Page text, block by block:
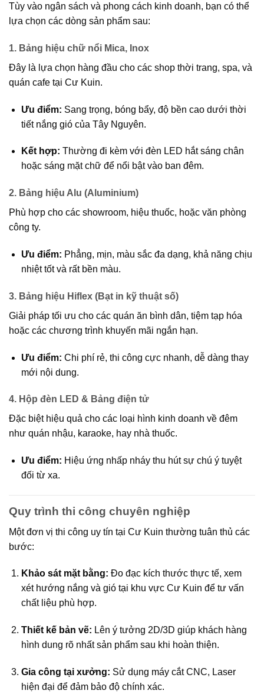
Tùy vào ngân sách và phong cách kinh doanh, bạn có thể
lựa chọn các dòng sản phẩm sau:
1. Bảng hiệu chữ nổi Mica, Inox
Đây là lựa chọn hàng đầu cho các shop thời trang, spa, và
quán cafe tại Cư Kuin.
Ưu điểm: Sang trọng, bóng bẩy, độ bền cao dưới thời
tiết nắng gió của Tây Nguyên.
Kết hợp: Thường đi kèm với đèn LED hắt sáng chân
hoặc sáng mặt chữ để nổi bật vào ban đêm.
2. Bảng hiệu Alu (Aluminium)
Phù hợp cho các showroom, hiệu thuốc, hoặc văn phòng
công ty.
Ưu điểm: Phẳng, mịn, màu sắc đa dạng, khả năng chịu
nhiệt tốt và rất bền màu.
3. Bảng hiệu Hiflex (Bạt in kỹ thuật số)
Giải pháp tối ưu cho các quán ăn bình dân, tiệm tạp hóa
hoặc các chương trình khuyến mãi ngắn hạn.
Ưu điểm: Chi phí rẻ, thi công cực nhanh, dễ dàng thay
mới nội dung.
4. Hộp đèn LED & Bảng điện tử
Đặc biệt hiệu quả cho các loại hình kinh doanh về đêm
như quán nhậu, karaoke, hay nhà thuốc.
Ưu điểm: Hiệu ứng nhấp nháy thu hút sự chú ý tuyệt
đối từ xa.
Quy trình thi công chuyên nghiệp
Một đơn vị thi công uy tín tại Cư Kuin thường tuân thủ các
bước:
Khảo sát mặt bằng: Đo đạc kích thước thực tế, xem
xét hướng nắng và gió tại khu vực Cư Kuin để tư vấn
chất liệu phù hợp.
Thiết kế bản vẽ: Lên ý tưởng 2D/3D giúp khách hàng
hình dung rõ nhất sản phẩm sau khi hoàn thiện.
Gia công tại xưởng: Sử dụng máy cắt CNC, Laser
hiện đại để đảm bảo độ chính xác.